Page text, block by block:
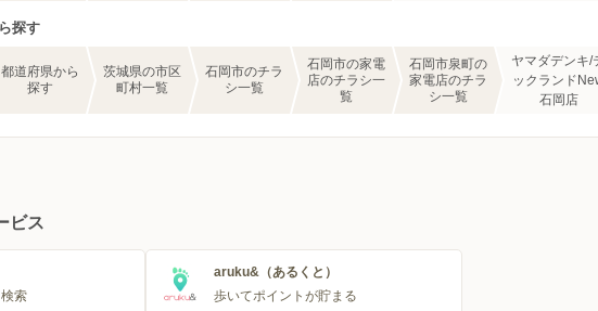
探す
都道府県から
探す
茨城県の市区
町村一覧
石岡市のチラ
シ一覧
石岡市の家電
店のチラシ一
覧
石岡市泉町の
家電店のチラ
シ一覧
ヤマダデンキ/
ックランド
石岡店
ビス
索
aruku&（あるくと）
歩いてポイントが貯まる